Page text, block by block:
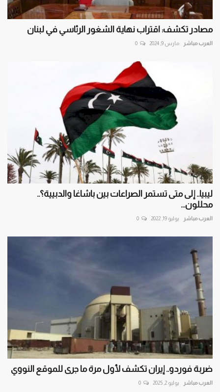
مصادر تكشف: اقتراب نهاية الشغور الرئاسي في لبنان
العرب مباشر مارس 9, 2024 0
ليبيا.. إلى متى تستمر الصراعات بين باشاغا والدبيية؟..
محللون...
العرب مباشر يوليو 19, 2022 0
ضربة فوردو.. إيران تكشف لأول مرة ما جرى للموقع النووي
العرب مباشر يوليو 2, 2025 0